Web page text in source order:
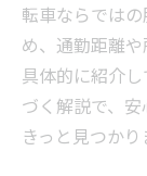
転車ならでは
め、通勤距離
具体的に紹介
づく解説で、
きっと見つかり